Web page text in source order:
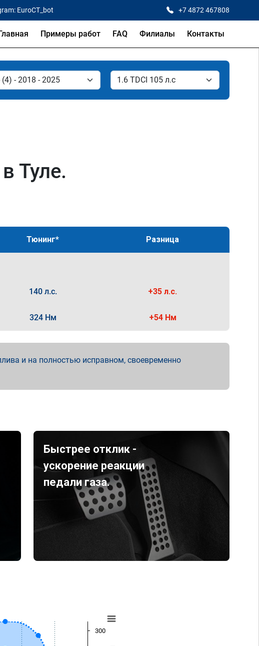
EuroCT_bot +7 4872 467808
Примеры работ FAQ Филиалы Контакты
Туле.
Тюнинг* Разница
140 л.с. +35 л.с.
324 Нм +54 Нм
и на полностью исправном, своевременно
Быстрее отклик -
ускорение реакции
педали газа.
300